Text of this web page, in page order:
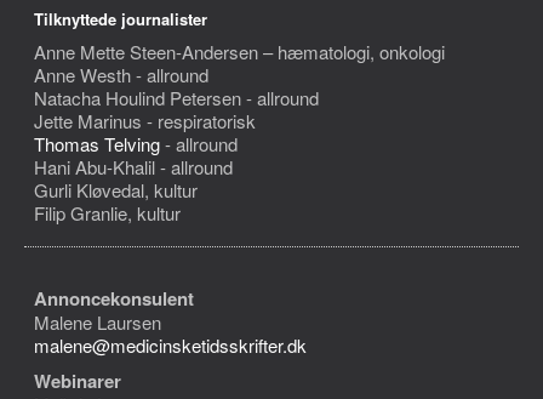
Tilknyttede journalister
Anne Mette Steen-Andersen – hæmatologi, onkologi
Anne Westh - allround
Natacha Houlind Petersen - allround
Jette Marinus - respiratorisk
Thomas Telving- allround
Hani Abu-Khalil - allround
Gurli Kløvedal, kultur
Filip Granlie, kultur
Annoncekonsulent
Malene Laursen
malene@medicinsketidsskrifter.dk
Webinarer